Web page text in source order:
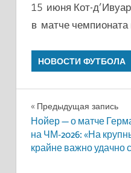
15 июня Кот-
в матче чемпионата
НОВОСТИ ФУТБОЛА
Навигация
по
записям
Предыдущая запись
Нойер — о матче
на ЧМ-2026: «На
крайне важно удачно